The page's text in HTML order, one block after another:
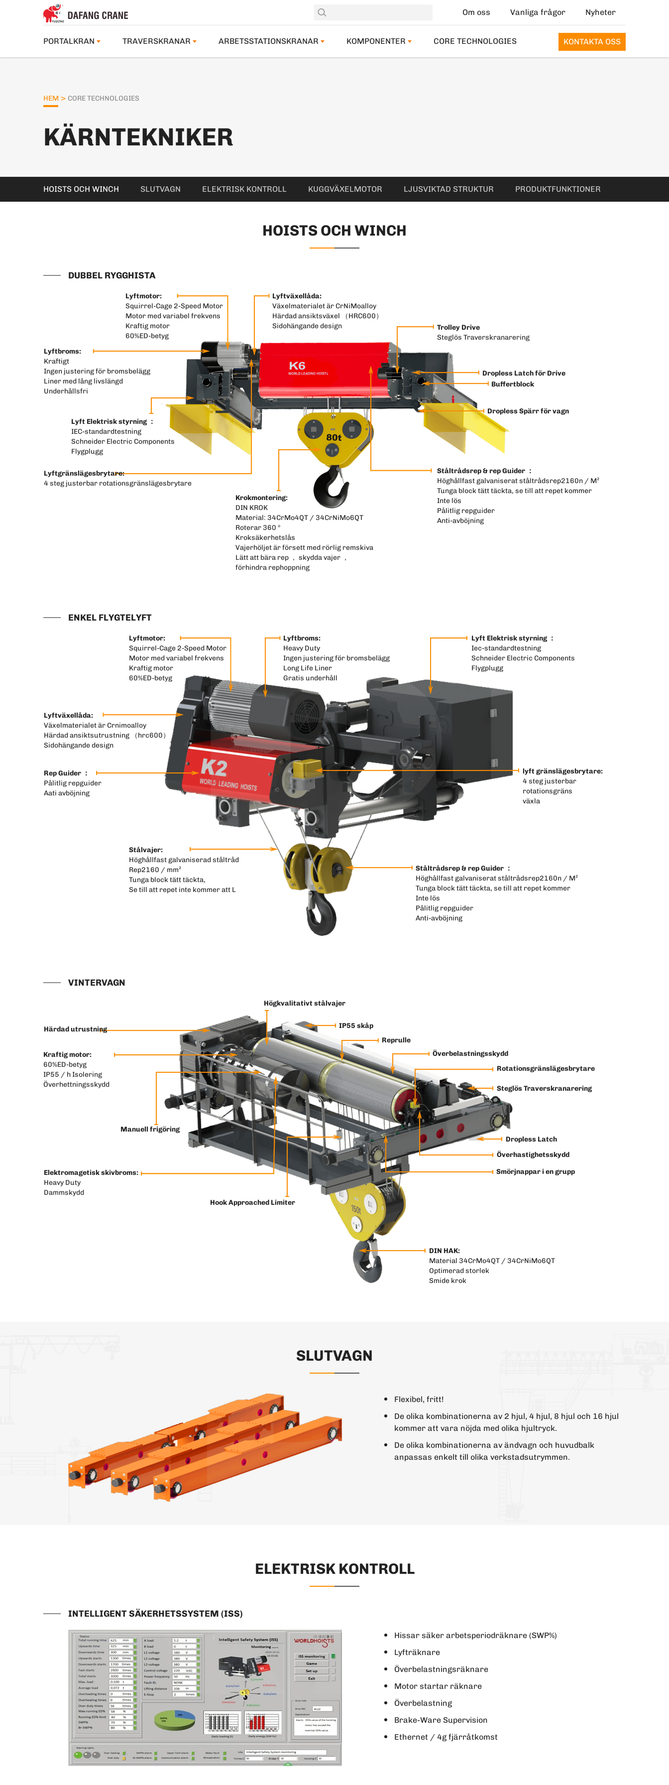
Om oss Vanliga frågor Nyheter
PORTALKRAN TRAVERSKRANAR ARBETSSTATIONSKRANAR KOMPONENTER CORE TECHNOLOGIES KONTAKTA OSS
HEM > CORE TECHNOLOGIES
KÄRNTEKNIKER
HOISTS OCH WINCH SLUTVAGN ELEKTRISK KONTROLL KUGGVÄXELMOTOR LJUSVIKTAD STRUKTUR PRODUKTFUNKTIONER
HOISTS OCH WINCH
DUBBEL RYGGHISTA
Lyftmotor:
Squirrel-Cage 2-Speed Motor
Motor med variabel frekvens
Kraftig motor
60%ED-betyg
Lyftväxellåda:
Växelmaterialet är CrNiMoalloy
Härdad ansiktsväxel （HRC600）
Sidohängande design
Trolley Drive
Steglös Traverskranarering
Dropless Latch för Drive
Buffertblock
Dropless Spärr för vagn
Ståltrådsrep & rep Guider ：
Höghållfast galvaniserat ståltrådsrep2160n / M²
Tunga block tätt täckta, se till att repet kommer
Inte lös
Pålitlig repguider
Anti-avböjning
Krokmontering:
DIN KROK
Material: 34CrMo4QT / 34CrNiMo6QT
Roterar 360 °
Kroksäkerhetslås
Vajerhöljet är försett med rörlig remskiva
Lätt att bära rep ， skydda vajer ，
förhindra rephoppning
Lyftgränslägesbrytare:
4 steg justerbar rotationsgränslägesbrytare
Lyft Elektrisk styrning ：
IEC-standardtestning
Schneider Electric Components
Flygplugg
Lyftbroms:
Kraftigt
Ingen justering för bromsbelägg
Liner med lång livslängd
Underhållsfri
ENKEL FLYGTELYFT
Lyftmotor:
Squirrel-Cage 2-Speed Motor
Motor med variabel frekvens
Kraftig motor
60%ED-betyg
Lyftbroms:
Heavy Duty
Ingen justering för bromsbelägg
Long Life Liner
Gratis underhåll
Lyft Elektrisk styrning ：
Iec-standardtestning
Schneider Electric Components
Flygplugg
lyft gränslägesbrytare:
4 steg justerbar
rotationsgräns
växla
Ståltrådsrep & rep Guider ：
Höghållfast galvaniserat ståltrådsrep2160n / M²
Tunga block tätt täckta, se till att repet kommer
Inte lös
Pålitlig repguider
Anti-avböjning
Stålvajer:
Höghållfast galvaniserad ståltråd
Rep2160 / mm²
Tunga block tätt täckta,
Se till att repet inte kommer att L
Rep Guider ：
Pålitlig repguider
Aati avböjning
Lyftväxellåda:
Växelmaterialet är Crnimoalloy
Härdad ansiktsutrustning （hrc600）
Sidohängande design
VINTERVAGN
Högkvalitativt stålvajer
IP55 skåp
Reprulle
Överbelastningsskydd
Rotationsgränslägesbrytare
Steglös Traverskranarering
Dropless Latch
Överhastighetsskydd
Smörjnappar i en grupp
DIN HAK:
Material 34CrMo4QT / 34CrNiMo6QT
Optimerad storlek
Smide krok
Hook Approached Limiter
Elektromagetisk skivbroms:
Heavy Duty
Dammskydd
Manuell frigöring
Kraftig motor:
60%ED-betyg
IP55 / h Isolering
Överhettningsskydd
Härdad utrustning
SLUTVAGN
Flexibel, fritt!
De olika kombinationerna av 2 hjul, 4 hjul, 8 hjul och 16 hjul
kommer att vara nöjda med olika hjultryck.
De olika kombinationerna av ändvagn och huvudbalk
anpassas enkelt till olika verkstadsutrymmen.
ELEKTRISK KONTROLL
INTELLIGENT SÄKERHETSSYSTEM (ISS)
Hissar säker arbetsperiodräknare (SWP%)
Lyfträknare
Överbelastningsräknare
Motor startar räknare
Överbelastning
Brake-Ware Supervision
Ethernet / 4g fjärråtkomst